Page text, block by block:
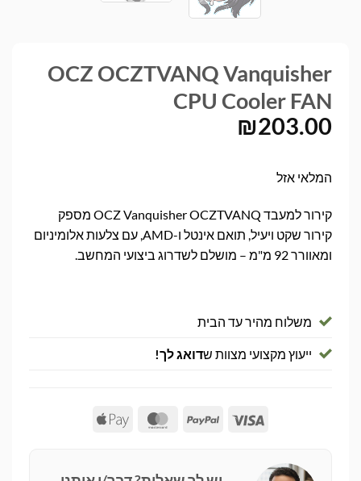
OCZ OCZTVANQ Vanquisher
CPU Cooler FAN
₪203.00
המלאי אזל
קירור למעבד OCZ Vanquisher OCZTVANQ מספק
קירור שקט ויעיל, תואם אינטל ו-AMD, עם צלעות אלומיניום
ומאוורר 92 מ"מ – מושלם לשדרוג ביצועי המחשב.
משלוח מהיר עד הבית
ייעוץ מקצועי מצוות שדואג לך!
Visa
PayPal
MasterCard
Apple